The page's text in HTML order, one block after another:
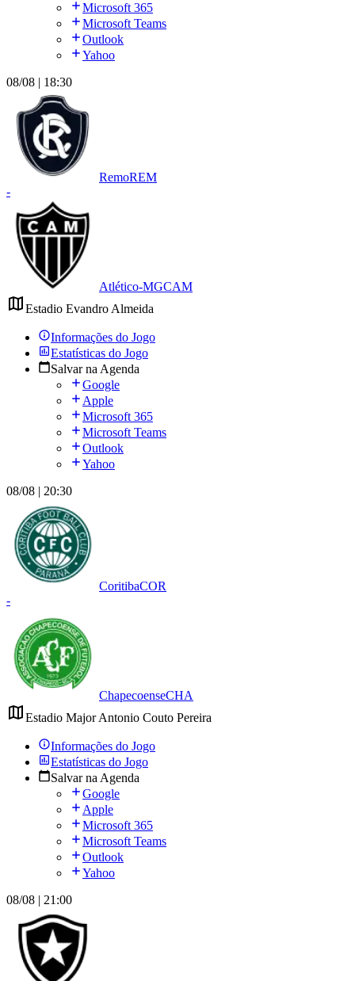
Microsoft 365
Microsoft Teams
Outlook
Yahoo
08/08 | 18:30
RemoREM
-
Atlético-MGCAM
Estadio Evandro Almeida
Informações do Jogo
Estatísticas do Jogo
Salvar na Agenda
Google
Apple
Microsoft 365
Microsoft Teams
Outlook
Yahoo
08/08 | 20:30
CoritibaCOR
-
ChapecoenseCHA
Estadio Major Antonio Couto Pereira
Informações do Jogo
Estatísticas do Jogo
Salvar na Agenda
Google
Apple
Microsoft 365
Microsoft Teams
Outlook
Yahoo
08/08 | 21:00